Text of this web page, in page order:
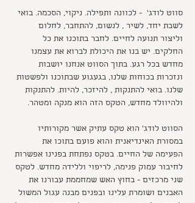
סווט לודג'  - לכוונה ותפילה. ניקוי, הסכמה. בואי
לשבת יחד, לשיר , לנשום, להתחבר, לחלום
וליצור תנועה לחיים. לחבר בתוכנו את כל
החלקים. יש בנו את היכולת לברוא את עצמנו
מחדש בכל רגע. בתוך הסווט אנחנו יושבות
ונזכרות בכוחות שלנו, בגעגוע שבתוכנו ולפשטות
שלנו. בואי להתנקות , להיזכר, להיות. להתנקות
ולהיוולד מחדש, הטקס הזה הוא מנקה ומטהר.
הסווט לודג' הוא טקס עתיק אשר מקורותיו
במסורת האינדיאנית והוא פועם בתוכו את
הפעימה של החיים. בטקס נפתחת בפנינו אפשרות
לחיבור עמוק פנימה, לריפוי וללידה מחדש. לטקס
שני מרכזים - בחוץ האש שמחממת עבורנו את
האבנים ושומרת עלינו ובפנים מבנה עגול המשול